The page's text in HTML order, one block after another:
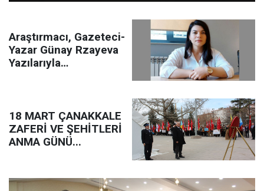
Araştırmacı, Gazeteci-
Yazar Günay Rzayeva
Yazılarıyla
18 MART ÇANAKKALE
ZAFERİ VE ŞEHİTLERİ
ANMA GÜNÜ...